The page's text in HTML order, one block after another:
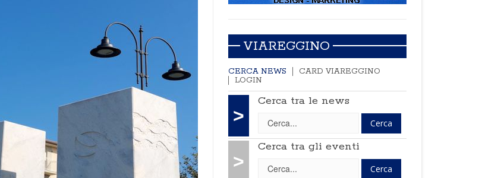
VIAREGGINO
CERCA NEWS
CARD VIAREGGINO
LOGIN
>
Cerca tra le news
>
Cerca tra gli eventi